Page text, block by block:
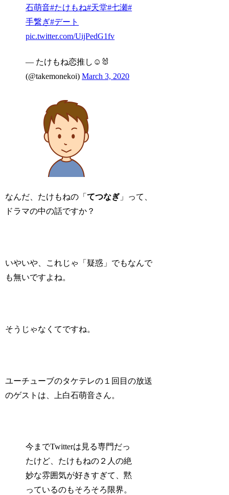
石萌音#たけもね#天堂#七瀬#
手繋ぎ#デート
pic.twitter.com/UijPedG1fv
— たけもね恋推し☺︎🐰
(@takemonekoi)March 3, 2020
なんだ、たけもねの「てつなぎ 」って、
ドラマの中の話ですか？
いやいや、これじゃ「疑惑」でもなんで
も無いですよね。
そうじゃなくてですね。
ユーチューブのタケテレの１回目の放送
のゲストは、上白石萌音さん。
今までTwitterは見る専門だっ
たけど、たけもねの２人の絶
妙な雰囲気が好きすぎて、黙
っているのもそろそろ限界。